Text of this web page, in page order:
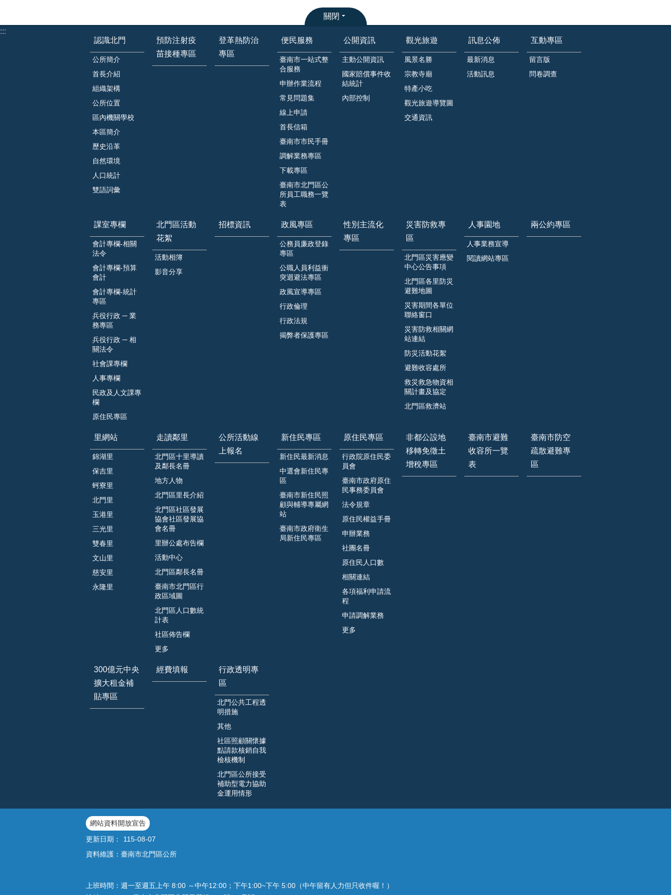
關閉
:::
認識北門
公所簡介
首長介紹
組織架構
公所位置
區內機關學校
本區簡介
歷史沿革
自然環境
人口統計
雙語詞彙
預防注射疫
苗接種專區
登革熱防治
專區
便民服務
臺南市一站式整
合服務
申辦作業流程
常見問題集
線上申請
首長信箱
臺南市市民手冊
調解業務專區
下載專區
臺南市北門區公
所員工職務一覽
表
公開資訊
主動公開資訊
國家賠償事件收
結統計
內部控制
觀光旅遊
風景名勝
宗教寺廟
特產小吃
觀光旅遊導覽圖
交通資訊
訊息公佈
最新消息
活動訊息
互動專區
留言版
問卷調查
課室專欄
會計專欄-相關
法令
會計專欄-預算
會計
會計專欄-統計
專區
兵役行政 ─ 業
務專區
兵役行政 ─ 相
關法令
社會課專欄
人事專欄
民政及人文課專
欄
原住民專區
北門區活動
花絮
活動相簿
影音分享
招標資訊 政風專區
公務員廉政登錄
專區
公職人員利益衝
突迴避法專區
政風宣導專區
行政倫理
行政法規
揭弊者保護專區
性別主流化
專區
災害防救專
區
北門區災害應變
中心公告事項
北門區各里防災
避難地圖
災害期間各單位
聯絡窗口
災害防救相關網
站連結
防災活動花絮
避難收容處所
救災救急物資相
關計畫及協定
北門區救濟站
人事園地
人事業務宣導
閱讀網站專區
兩公約專區
里網站
錦湖里
保吉里
蚵寮里
北門里
玉港里
三光里
雙春里
文山里
慈安里
永隆里
走讀鄰里
北門區十里導讀
及鄰長名冊
地方人物
北門區里長介紹
北門區社區發展
協會社區發展協
會名冊
里辦公處布告欄
活動中心
北門區鄰長名冊
臺南市北門區行
政區域圖
北門區人口數統
計表
社區佈告欄
更多
公所活動線
上報名
新住民專區
新住民最新消息
中選會新住民專
區
臺南市新住民照
顧與輔導專屬網
站
臺南市政府衛生
局新住民專區
原住民專區
行政院原住民委
員會
臺南市政府原住
民事務委員會
法令規章
原住民權益手冊
申辦業務
社團名冊
原住民人口數
相關連結
各項福利申請流
程
申請調解業務
更多
非都公設地
移轉免徵土
增稅專區
臺南市避難
收容所一覽
表
臺南市防空
疏散避難專
區
300億元中央
擴大租金補
貼專區
經費填報
行政透明專
區
北門公共工程透
明措施
其他
社區照顧關懷據
點請款核銷自我
檢核機制
北門區公所接受
補助型電力協助
金運用情形
網站資料開放宣告
更新日期：
115-08-07
資料維護：臺南市北門區公所
上班時間：週一至週五上午 8:00 ～中午12:00；下午1:00~下午 5:00（中午留有人力但只收件喔！）